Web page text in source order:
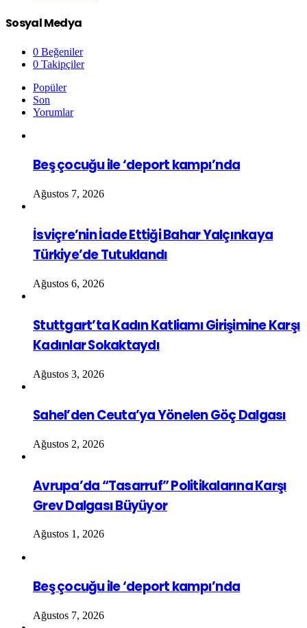
Sosyal Medya
0 Beğeniler
0 Takipçiler
Popüler
Son
Yorumlar
Beş çocuğu ile ‘deport kampı’nda
Ağustos 7, 2026
İsviçre’nin İade Ettiği Bahar Yalçınkaya
Türkiye’de Tutuklandı
Ağustos 6, 2026
Stuttgart’ta Kadın Katliamı Girişimine Karşı
Kadınlar Sokaktaydı
Ağustos 3, 2026
Sahel’den Ceuta’ya Yönelen Göç Dalgası
Ağustos 2, 2026
Avrupa’da “Tasarruf” Politikalarına Karşı
Grev Dalgası Büyüyor
Ağustos 1, 2026
Beş çocuğu ile ‘deport kampı’nda
Ağustos 7, 2026